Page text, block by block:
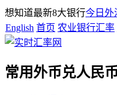
想知道最新8大银行今日外
English 首页 农业银行汇率
常用外币兑人民